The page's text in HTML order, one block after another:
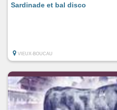
Sardinade et bal disco
VIEUX-BOUCAU